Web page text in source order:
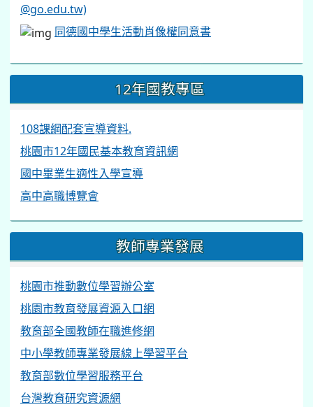
@go.edu.tw)
同德國中學生活動肖像權同意書
12年國教專區
108課綱配套宣導資料.
桃園市12年國民基本教育資訊網
國中畢業生適性入學宣導
高中高職博覽會
教師專業發展
桃園市推動數位學習辦公室
桃園市教育發展資源入口網
教育部全國教師在職進修網
中小學教師專業發展線上學習平台
教育部數位學習服務平台
台灣教育研究資源網